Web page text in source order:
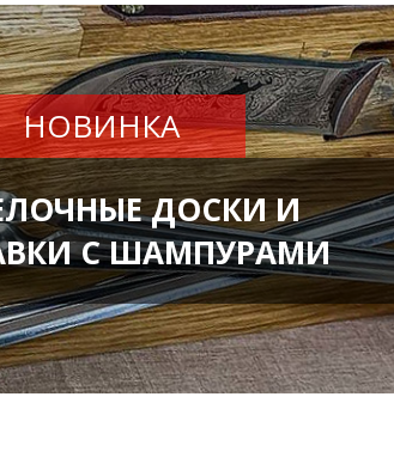
НОВИНКА
ДОСКИ И
С ШАМПУРАМИ